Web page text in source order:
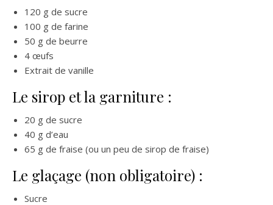
120 g de sucre
100 g de farine
50 g de beurre
4 œufs
Extrait de vanille
Le sirop et la garniture :
20 g de sucre
40 g d’eau
65 g de fraise (ou un peu de sirop de fraise)
Le glaçage (non obligatoire) :
Sucre